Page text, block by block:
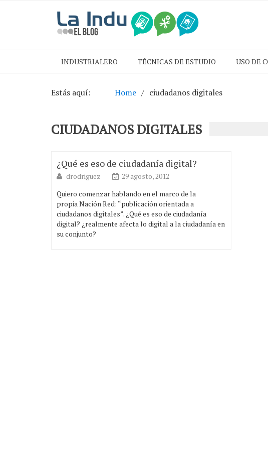
INDUSTRIALERO TÉCNICAS DE ESTUDIO USO DE
Estás aquí: Home ciudadanos digitales
CIUDADANOS DIGITALES
¿Qué es eso de ciudadanía digital?
drodriguez
29 agosto, 2012
Quiero comenzar hablando en el marco de la
propia Nación Red: “publicación orientada a
ciudadanos digitales”. ¿Qué es eso de ciudadanía
digital? ¿realmente afecta lo digital a la ciudadanía en
su conjunto?